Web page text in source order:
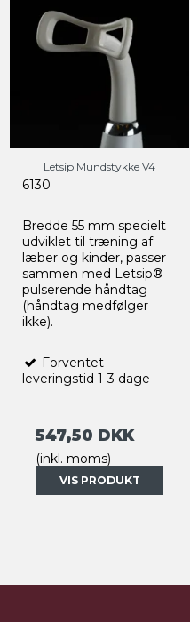
Letsip Mundstykke V4
6130
Bredde 55 mm specielt
udviklet til træning af
læber og kinder, passer
sammen med Letsip®
pulserende håndtag
(håndtag medfølger
ikke).
Forventet
leveringstid 1-3 dage
547,50 DKK
(inkl. moms)
VIS PRODUKT